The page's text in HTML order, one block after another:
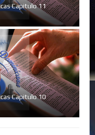
Capitulo 11
Capitulo 10